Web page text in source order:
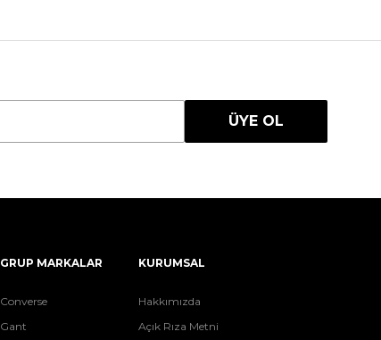
ÜYE OL
GRUP MARKALAR
Converse
Gant
KURUMSAL
Hakkımızda
Açık Rıza Metni